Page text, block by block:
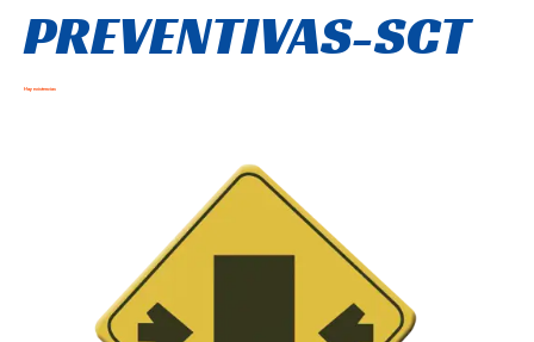
PREVENTIVAS-SCT
Hay existencias